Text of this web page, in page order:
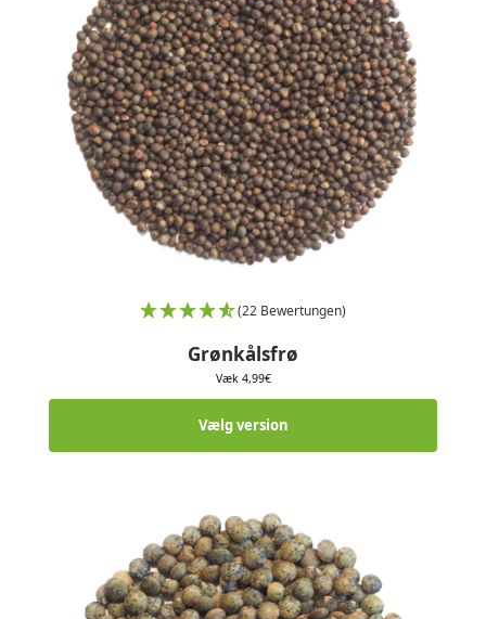
(22 Bewertungen)
Grønkålsfrø
Væk 4,99€
Vælg version